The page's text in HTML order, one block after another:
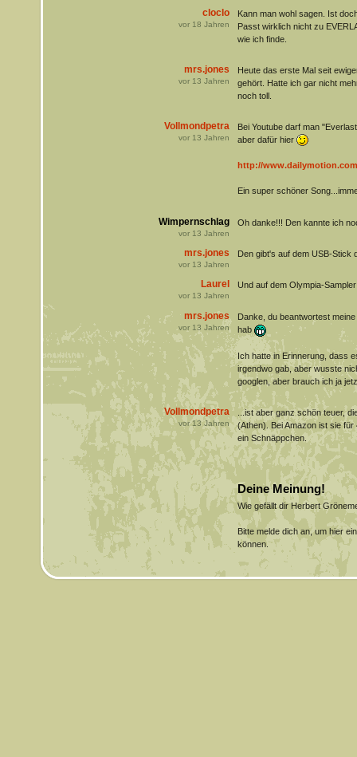
cloclo
vor 18 Jahren
Kann man wohl sagen. Ist
Passt wirklich nicht zu
wie ich finde.
mrs.jones
vor 13 Jahren
Heute das erste Mal seit
gehört. Hatte ich gar nicht
noch toll.
Vollmondpetra
vor 13 Jahren
Bei Youtube darf man
aber dafür hier
http://
Ein super schöner
Wimpernschlag
vor 13 Jahren
Oh danke!!! Den kannte ich
mrs.jones
vor 13 Jahren
Den gibt's auf dem USB-
Laurel
vor 13 Jahren
Und auf dem Olympia-
mrs.jones
vor 13 Jahren
Danke, du beantwortest
hab
Ich hatte in Erinnerung, dass
irgendwo gab, aber wusste
googlen, aber brauch ich ja
Vollmondpetra
vor13Jahren
...ist aber ganz schön teuer,
(Athen). Bei Amazon ist sie
ein Schnäppchen.
Deine Meinung!
Wie gefällt dir Herbert
Bitte melde dich an, um hier
können.